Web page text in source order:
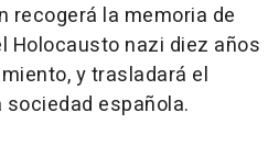
recogerá la memoria de
Holocausto nazi diez años
y trasladará el
sociedad española.